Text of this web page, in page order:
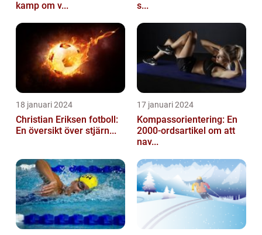
kamp om v...
s...
18 januari 2024
Christian Eriksen fotboll:
En översikt över stjärn...
17 januari 2024
Kompassorientering: En
2000-ordsartikel om att
nav...